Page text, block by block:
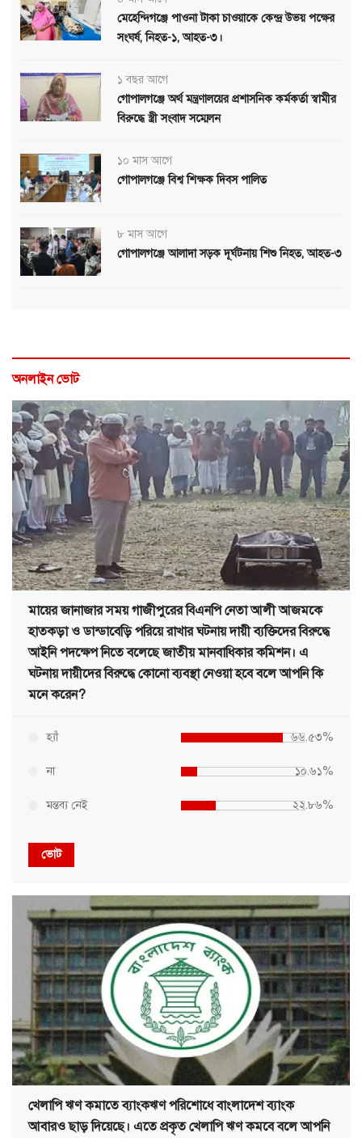
মেহেন্দিগঞ্জে পাওনা টাকা চাওয়াকে কেন্দ্র উভয় পক্ষের
সংঘর্ষ, নিহত-১, আহত-৩।
১ বছর আগে
গোপালগঞ্জে অর্থ মন্ত্রণালয়ের প্রশাসনিক কর্মকর্তা স্বামীর
বিরুদ্ধে স্ত্রী সংবাদ সম্মেলন
১০ মাস আগে
গোপালগঞ্জে বিশ্ব শিক্ষক দিবস পালিত
৮ মাস আগে
গোপালগঞ্জে আলাদা সড়ক দূর্ঘটনায় শিশু নিহত, আহত-৩
অনলাইন ভোট
মায়ের জানাজার সময় গাজীপুরের বিএনপি নেতা আলী আজমকে
হাতকড়া ও ডান্ডাবেড়ি পরিয়ে রাখার ঘটনায় দায়ী ব্যক্তিদের বিরুদ্ধে
আইনি পদক্ষেপ নিতে বলেছে জাতীয় মানবাধিকার কমিশন। এ
ঘটনায় দায়ীদের বিরুদ্ধে কোনো ব্যবস্থা নেওয়া হবে বলে আপনি কি
মনে করেন?
হ্যাঁ ৬৬.৫৩%
না ১০.৬১%
মন্তব্য নেই ২২.৮৬%
ভোট
খেলাপি ঋণ কমাতে ব্যাংকঋণ পরিশোধে বাংলাদেশ ব্যাংক
আবারও ছাড় দিয়েছে। এতে প্রকৃত খেলাপি ঋণ কমবে বলে আপনি